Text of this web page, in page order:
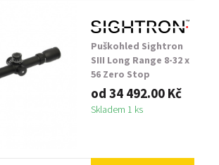
Puškohled Sightron
SIII Long Range 8-32 x
56 Zero Stop
od 34 492.00 Kč
Skladem 1 ks